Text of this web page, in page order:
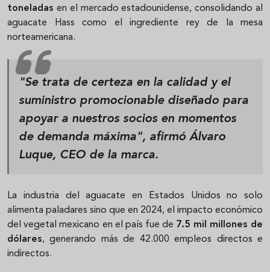
toneladas en el mercado estadounidense, consolidando al
aguacate Hass como el ingrediente rey de la mesa
norteamericana.
"Se trata de certeza en la calidad y el
suministro promocionable diseñado para
apoyar a nuestros socios en momentos
de demanda máxima", afirmó Álvaro
Luque, CEO de la marca.
La industria del aguacate en Estados Unidos no solo
alimenta paladares sino que en 2024, el impacto económico
del vegetal mexicano en el país fue de 7.5 mil millones de
dólares, generando más de 42.000 empleos directos e
indirectos.